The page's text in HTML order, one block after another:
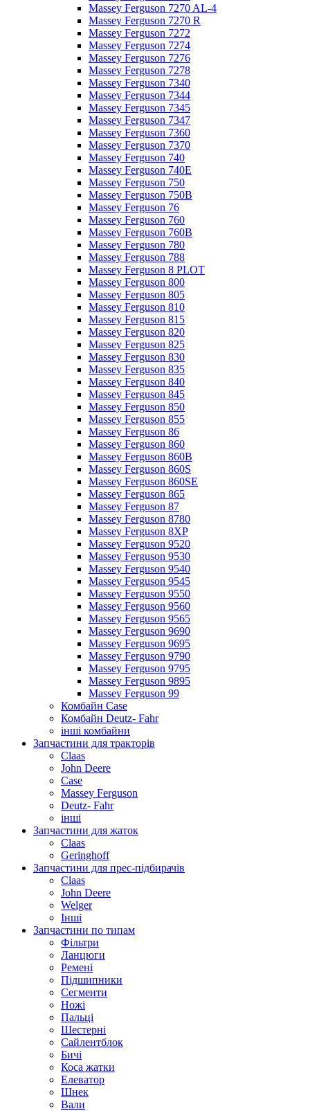
Massey Ferguson 7270 AL-4
Massey Ferguson 7270 R
Massey Ferguson 7272
Massey Ferguson 7274
Massey Ferguson 7276
Massey Ferguson 7278
Massey Ferguson 7340
Massey Ferguson 7344
Massey Ferguson 7345
Massey Ferguson 7347
Massey Ferguson 7360
Massey Ferguson 7370
Massey Ferguson 740
Massey Ferguson 740E
Massey Ferguson 750
Massey Ferguson 750B
Massey Ferguson 76
Massey Ferguson 760
Massey Ferguson 760B
Massey Ferguson 780
Massey Ferguson 788
Massey Ferguson 8 PLOT
Massey Ferguson 800
Massey Ferguson 805
Massey Ferguson 810
Massey Ferguson 815
Massey Ferguson 820
Massey Ferguson 825
Massey Ferguson 830
Massey Ferguson 835
Massey Ferguson 840
Massey Ferguson 845
Massey Ferguson 850
Massey Ferguson 855
Massey Ferguson 86
Massey Ferguson 860
Massey Ferguson 860B
Massey Ferguson 860S
Massey Ferguson 860SE
Massey Ferguson 865
Massey Ferguson 87
Massey Ferguson 8780
Massey Ferguson 8XP
Massey Ferguson 9520
Massey Ferguson 9530
Massey Ferguson 9540
Massey Ferguson 9545
Massey Ferguson 9550
Massey Ferguson 9560
Massey Ferguson 9565
Massey Ferguson 9690
Massey Ferguson 9695
Massey Ferguson 9790
Massey Ferguson 9795
Massey Ferguson 9895
Massey Ferguson 99
Комбайн Case
Комбайн Deutz- Fahr
інші комбайни
Запчастини для тракторів
Claas
John Deere
Case
Massey Ferguson
Deutz- Fahr
інші
Запчастини для жаток
Claas
Geringhoff
Запчастини для прес-підбирачів
Claas
John Deere
Welger
Інші
Запчастини по типам
Фільтри
Ланцюги
Ремені
Підшипники
Сегменти
Ножі
Пальці
Шестерні
Сайлентблок
Бичі
Коса жатки
Елеватор
Шнек
Вали